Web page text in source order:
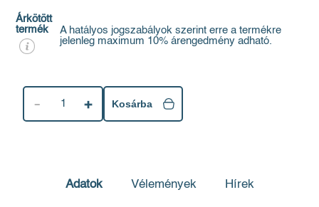
Árkötött
termék
A hatályos jogszabályok szerint erre a termékre
jelenleg maximum 10% árengedmény adható.
1 Kosárba
Adatok Vélemények Hírek